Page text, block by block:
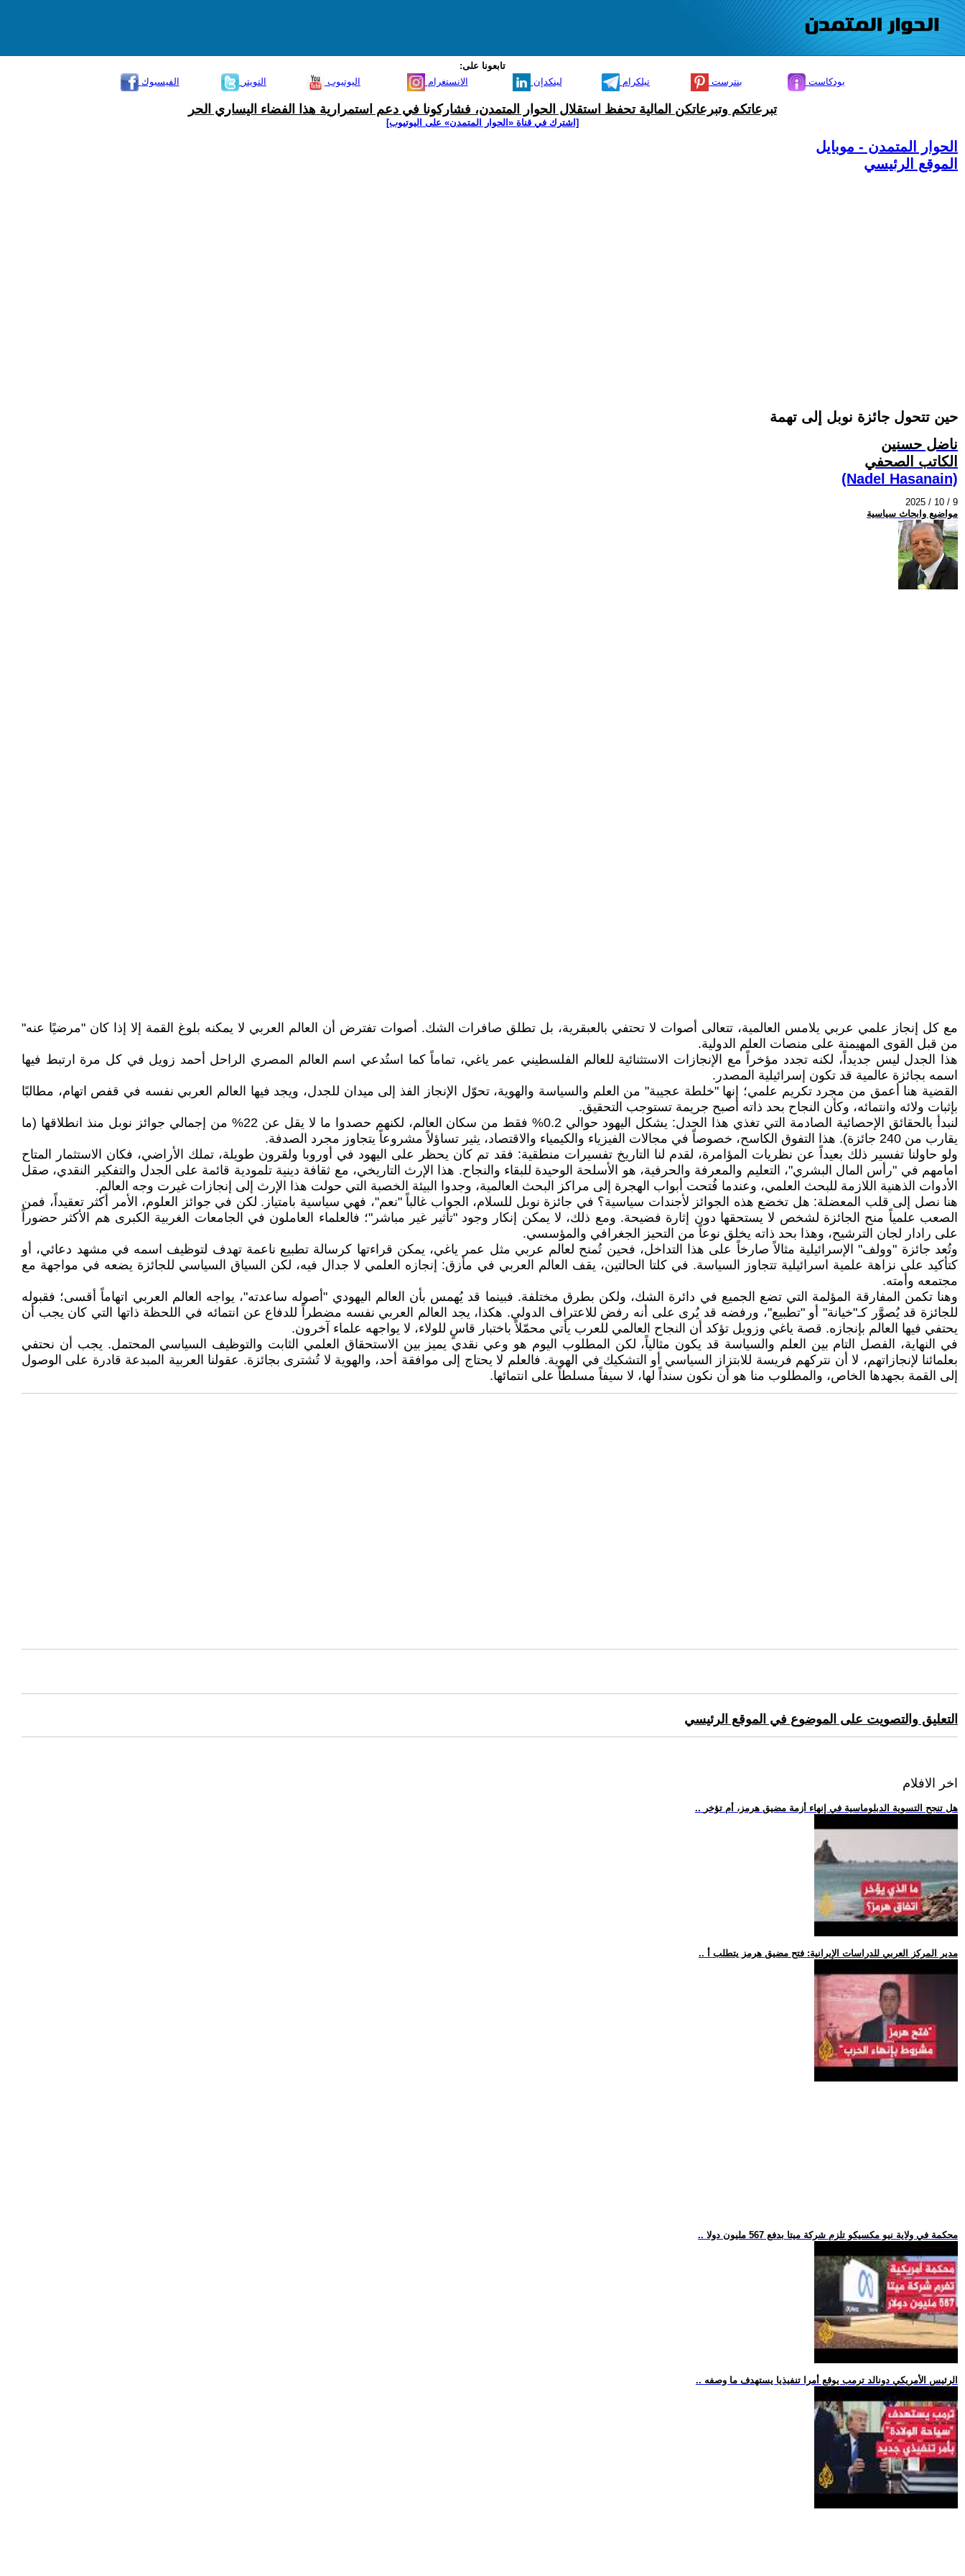
تابعونا على:
الفيسبوك
التويتر اليوتيوب الانستغرام لينكدإن تيلكرام بنترست بودكاست
تبرعاتكم وتبرعاتكن المالية تحفظ استقلال الحوار المتمدن، فشاركونا في دعم استمرارية هذا الفضاء اليساري الحر
[اشترك في قناة ‫«الحوار المتمدن» على اليوتيوب]
الحوار المتمدن - موبايل
الموقع الرئيسي
حين تتحول جائزة نوبل إلى تهمة
ناضل حسنين
الكاتب الصحفي
(Nadel Hasanain)
2025 / 10 / 9
مواضيع وابحاث سياسية
مع كل إنجاز علمي عربي يلامس العالمية، تتعالى أصوات لا تحتفي بالعبقرية، بل تطلق صافرات الشك. أصوات تفترض أن العالم العربي لا يمكنه بلوغ القمة إلا إذا كان "مرضيًا عنه"
من قبل القوى المهيمنة على منصات العلم الدولية.
هذا الجدل ليس جديداً، لكنه تجدد مؤخراً مع الإنجازات الاستثنائية للعالم الفلسطيني عمر ياغي، تماماً كما استُدعي اسم العالم المصري الراحل أحمد زويل في كل مرة ارتبط فيها
اسمه بجائزة عالمية قد تكون إسرائيلية المصدر.
القضية هنا أعمق من مجرد تكريم علمي؛ إنها "خلطة عجيبة" من العلم والسياسة والهوية، تحوّل الإنجاز الفذ إلى ميدان للجدل، ويجد فيها العالم العربي نفسه في قفص اتهام، مطالبًا
بإثبات ولائه وانتمائه، وكأن النجاح بحد ذاته أصبح جريمة تستوجب التحقيق.
لنبدأ بالحقائق الإحصائية الصادمة التي تغذي هذا الجدل: يشكل اليهود حوالي 0.2% فقط من سكان العالم، لكنهم حصدوا ما لا يقل عن 22% من إجمالي جوائز نوبل منذ انطلاقها (ما
يقارب من 240 جائزة). هذا التفوق الكاسح، خصوصاً في مجالات الفيزياء والكيمياء والاقتصاد، يثير تساؤلاً مشروعاً يتجاوز مجرد الصدفة.
ولو حاولنا تفسير ذلك بعيداً عن نظريات المؤامرة، لقدم لنا التاريخ تفسيرات منطقية: فقد تم كان يحظر على اليهود في أوروبا ولقرون طويلة، تملك الأراضي، فكان الاستثمار المتاح
امامهم في "رأس المال البشري"، التعليم والمعرفة والحرفية، هو الأسلحة الوحيدة للبقاء والنجاح. هذا الإرث التاريخي، مع ثقافة دينية تلمودية قائمة على الجدل والتفكير النقدي، صقل
الأدوات الذهنية اللازمة للبحث العلمي، وعندما فُتحت أبواب الهجرة إلى مراكز البحث العالمية، وجدوا البيئة الخصبة التي حولت هذا الإرث إلى إنجازات غيرت وجه العالم.
هنا نصل إلى قلب المعضلة: هل تخضع هذه الجوائز لأجندات سياسية؟ في جائزة نوبل للسلام، الجواب غالباً "نعم"، فهي سياسية بامتياز. لكن في جوائز العلوم، الأمر أكثر تعقيداً، فمن
الصعب علمياً منح الجائزة لشخص لا يستحقها دون إثارة فضيحة. ومع ذلك، لا يمكن إنكار وجود "تأثير غير مباشر"؛ فالعلماء العاملون في الجامعات الغربية الكبرى هم الأكثر حضوراً
على رادار لجان الترشيح، وهذا بحد ذاته يخلق نوعاً من التحيز الجغرافي والمؤسسي.
وتُعد جائزة "وولف" الإسرائيلية مثالاً صارخاً على هذا التداخل، فحين تُمنح لعالم عربي مثل عمر ياغي، يمكن قراءتها كرسالة تطبيع ناعمة تهدف لتوظيف اسمه في مشهد دعائي، أو
كتأكيد على نزاهة علمية اسرائيلية تتجاوز السياسة. في كلتا الحالتين، يقف العالم العربي في مأزق: إنجازه العلمي لا جدال فيه، لكن السياق السياسي للجائزة يضعه في مواجهة مع
مجتمعه وأمته.
وهنا تكمن المفارقة المؤلمة التي تضع الجميع في دائرة الشك، ولكن بطرق مختلفة. فبينما قد يُهمس بأن العالم اليهودي "أصوله ساعدته"، يواجه العالم العربي اتهاماً أقسى؛ فقبوله
للجائزة قد يُصوَّر كـ"خيانة" أو "تطبيع"، ورفضه قد يُرى على أنه رفض للاعتراف الدولي. هكذا، يجد العالم العربي نفسه مضطراً للدفاع عن انتمائه في اللحظة ذاتها التي كان يجب أن
يحتفي فيها العالم بإنجازه. قصة ياغي وزويل تؤكد أن النجاح العالمي للعرب يأتي محمّلاً باختبار قاسٍ للولاء، لا يواجهه علماء آخرون.
في النهاية، الفصل التام بين العلم والسياسة قد يكون مثالياً، لكن المطلوب اليوم هو وعي نقدي يميز بين الاستحقاق العلمي الثابت والتوظيف السياسي المحتمل. يجب أن نحتفي
بعلمائنا لإنجازاتهم، لا أن نتركهم فريسة للابتزاز السياسي أو التشكيك في الهوية. فالعلم لا يحتاج إلى موافقة أحد، والهوية لا تُشترى بجائزة. عقولنا العربية المبدعة قادرة على الوصول
إلى القمة بجهدها الخاص، والمطلوب منا هو أن نكون سنداً لها، لا سيفاً مسلطاً على انتمائها.
التعليق والتصويت على الموضوع في الموقع الرئيسي
اخر الافلام
.. هل تنجح التسوية الدبلوماسية في إنهاء أزمة مضيق هرمز، أم تؤخر
.. مدير المركز العربي للدراسات الإيرانية: فتح مضيق هرمز يتطلب أ
.. محكمة في ولاية نيو مكسيكو تلزم شركة ميتا بدفع 567 مليون دولا
.. الرئيس الأمريكي دونالد ترمب يوقع أمرا تنفيذيا يستهدف ما وصفه